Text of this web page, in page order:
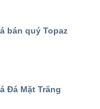
bán quý Topaz
Đá Mặt Trăng